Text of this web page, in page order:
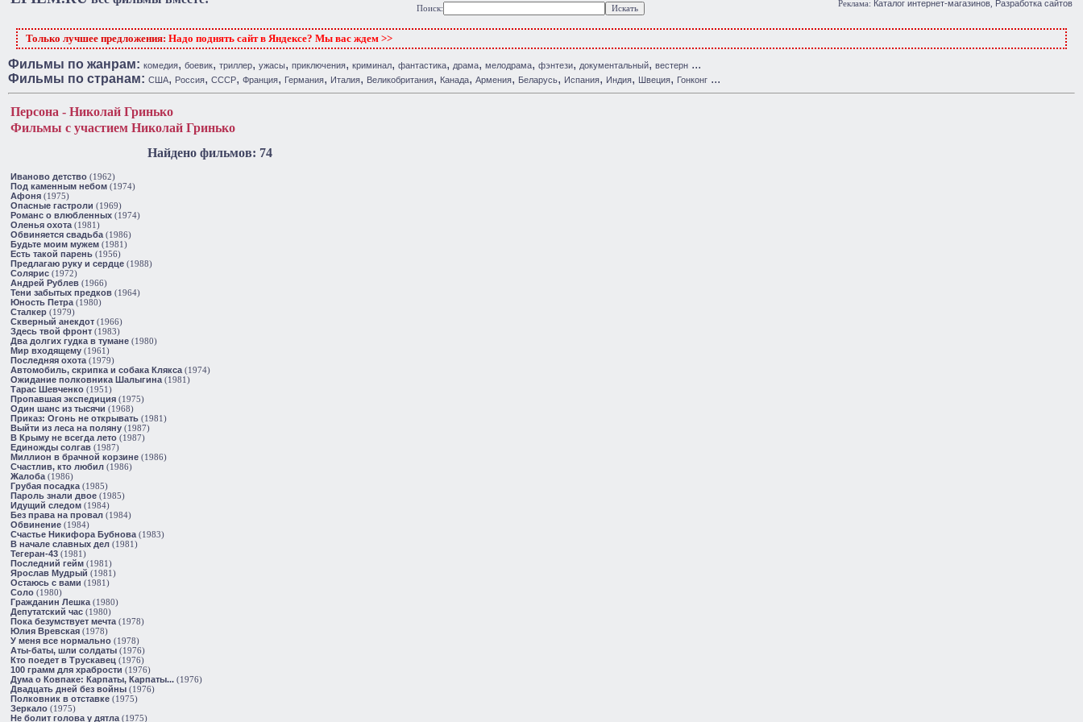
Поиск:
Реклама: Каталог интернет-магазинов Разработка сайтов
Только лучшее предложения: Надо поднять сайт в Яндексе? Мы вас ждем >>
Фильмы по жанрам: комедия, боевик, триллер, ужасы, приключения, криминал, фантастика, драма, мелодрама, фэнтези, документальный, вестерн ...
Фильмы по странам: США, Россия, СССР, Франция, Германия, Италия, Великобритания, Канада, Армения, Беларусь, Испания, Индия, Швеция, Гонконг ...
Персона - Николай Гринько
Фильмы с участием Николай Гринько
Найдено фильмов: 74
Иваново детство (1962)
Под каменным небом (1974)
Афоня (1975)
Опасные гастроли (1969)
Романс о влюбленных (1974)
Оленья охота (1981)
Обвиняется свадьба (1986)
Будьте моим мужем (1981)
Есть такой парень (1956)
Предлагаю руку и сердце (1988)
Солярис (1972)
Андрей Рублев (1966)
Тени забытых предков (1964)
Юность Петра (1980)
Сталкер (1979)
Скверный анекдот (1966)
Здесь твой фронт (1983)
Два долгих гудка в тумане (1980)
Мир входящему (1961)
Последняя охота (1979)
Автомобиль, скрипка и собака Клякса (1974)
Ожидание полковника Шалыгина (1981)
Тарас Шевченко (1951)
Пропавшая экспедиция (1975)
Один шанс из тысячи (1968)
Приказ: Огонь не открывать (1981)
Выйти из леса на поляну (1987)
В Крыму не всегда лето (1987)
Единожды солгав (1987)
Миллион в брачной корзине (1986)
Счастлив, кто любил (1986)
Жалоба (1986)
Грубая посадка (1985)
Пароль знали двое (1985)
Идущий следом (1984)
Без права на провал (1984)
Обвинение (1984)
Счастье Никифора Бубнова (1983)
В начале славных дел (1981)
Тегеран-43 (1981)
Последний гейм (1981)
Ярослав Мудрый (1981)
Остаюсь с вами (1981)
Соло (1980)
Гражданин Лешка (1980)
Депутатский час (1980)
Пока безумствует мечта (1978)
Юлия Вревская (1978)
У меня все нормально (1978)
Аты-баты, шли солдаты (1976)
Кто поедет в Трускавец (1976)
100 грамм для храбрости (1976)
Дума о Ковпаке: Карпаты, Карпаты... (1976)
Двадцать дней без войны (1976)
Полковник в отставке (1975)
Зеркало (1975)
Не болит голова у дятла (1975)